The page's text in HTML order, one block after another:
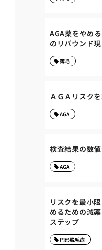
AGA薬をやめ
のリバウンド
薄毛
ＡＧＡリスク
AGA
検査結果の数
AGA
リスクを最小
めるための減
ステップ
円形脱毛症